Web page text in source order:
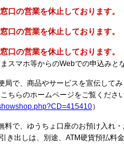
口の営業を休止しております。
口の営業を休止しております。
口の営業を休止しております。
スマホ等からのWebでの申込みと
局で、商品やサービスを宣伝して
ちらのホームページをご覧くださ
）
料で、ゆうちょ口座のお預け入れ
き出しは、別途、ATM硬貨預払料